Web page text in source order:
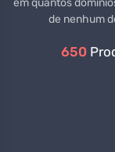
de nenhum
650